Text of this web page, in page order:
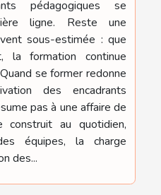
pédagogiques se
ligne. Reste une
sous-estimée : que
la formation continue
se former redonne
des encadrants
pas à une affaire de
construit au quotidien,
équipes, la charge
des...